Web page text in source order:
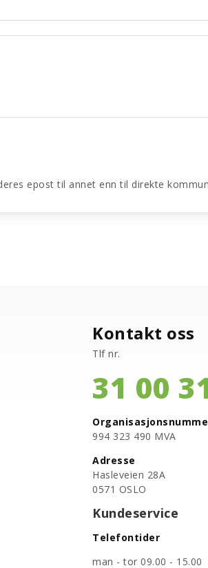
epost til annet enn til direkte
Kontakt oss
Tlf nr.
31 00
​994 323 490 MVA
Adresse
Hasleveien 28A
0571 OSLO
Kundeservice
Telefontider
man - tor 09.00 - 15.00